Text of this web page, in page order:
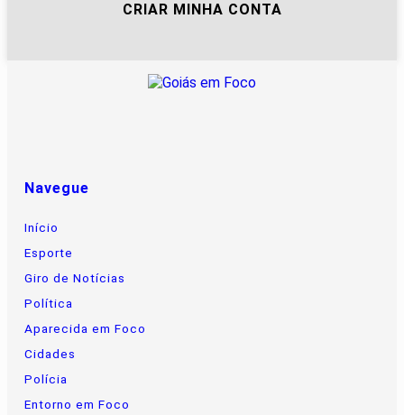
CRIAR MINHA CONTA
Navegue
Início
Esporte
Giro de Notícias
Política
Aparecida em Foco
Cidades
Polícia
Entorno em Foco